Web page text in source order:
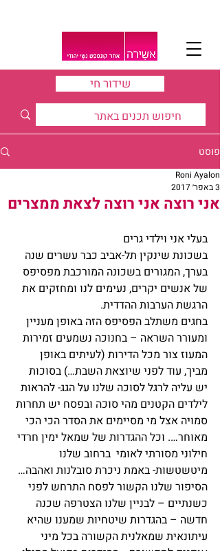
שידור חי
פוסט
אני רוצה אני רוצה לצאת ממצרים
Roni Ayalon
3 באפר׳ 2017
בעלי אני וילדי גרים
בשכונת שינקין תל-אביב כבר עשרים שנה
בערך, המגורים בשכונה המורכבת מפסיפס
של אנשים יקרים, נעימים לנו ומחזקים את
הרגשת הערבות ההדדית.
בחגים משתלב הפסיפס הזה באופן מעניין
ומעורר השראה – בחנוכה נשמעים זמירות
המעוז צור מכל הדירות (לעיתים באופן
מביך, עוד לפני שיוצאת השבת…) בסוכות
יש עליה לרגל לסוכה שלנו על הגג- להראות
לילדים הקטנים מהי סוכה ובפסח יש תחרות
סמויה אצל מי מסיימים את הסדר הכי הכי
מאוחר…. וכל ההגדרות של שמאל ימין חרדי
חילוני מסורתי לאומי  ברחוב שלנו
מיטשטשות- באמת ניכרת סובלנות ואהבה…
הסיפור שלנו הקשור לפסח התרחש לפני
כשנתיים – לבניין שלנו הצטרפה שכנה
חדשה – בהגדרות שיטחיות שמענו שהיא
עיתונאית שמאלנית הקשורה בכל מיני